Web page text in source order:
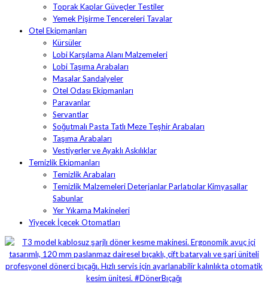
Toprak Kaplar Güveçler Testiler
Yemek Pişirme Tencereleri Tavalar
Otel Ekipmanları
Kürsüler
Lobi Karşılama Alanı Malzemeleri
Lobi Taşıma Arabaları
Masalar Sandalyeler
Otel Odası Ekipmanları
Paravanlar
Servantlar
Soğutmalı Pasta Tatlı Meze Teşhir Arabaları
Taşıma Arabaları
Vestiyerler ve Ayaklı Askılıklar
Temizlik Ekipmanları
Temizlik Arabaları
Temizlik Malzemeleri Deterjanlar Parlatıcılar Kimyasallar
Sabunlar
Yer Yıkama Makineleri
Yiyecek İçecek Otomatları